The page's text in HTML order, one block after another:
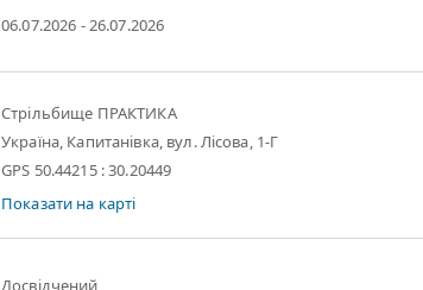
06.07.2026 - 26.07.2026
Стрільбище ПРАКТИКА
Україна, Капитанівка, вул. Лісова, 1-Г
GPS 50.44215 : 30.20449
Показати на карті
Досвідчений